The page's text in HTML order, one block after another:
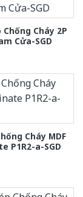
Chống Cháy 2P
Cửa-SGD
Cháy MDF
P1R2-a-SGD